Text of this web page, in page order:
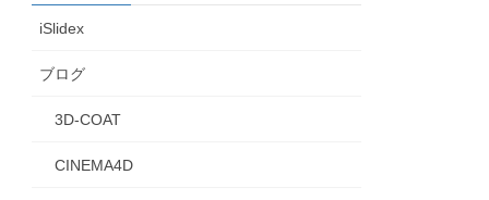
iSlidex
ブログ
3D-COAT
CINEMA4D